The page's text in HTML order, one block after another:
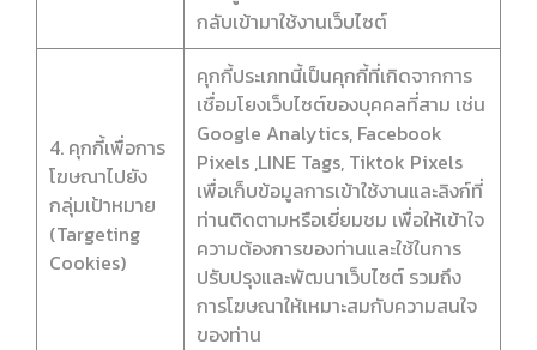
กลับเข้ามาใช้งานเว็บไซต์
4. คุกกี้เพื่อการ
โฆษณาไปยัง
กลุ่มเป้าหมาย
(Targeting
Cookies)
คุกกี้ประเภทนี้เป็นคุกกี้ที่เกิดจากการ
เชื่อมโยงเว็บไซต์ของบุคคลที่สาม เช่น
Google Analytics, Facebook
Pixels ,LINE Tags, Tiktok Pixels
เพื่อเก็บข้อมูลการเข้าใช้งานและลิงก์ที่
ท่านติดตามหรือเยี่ยมชม เพื่อให้เข้าใจ
ความต้องการของท่านและใช้ในการ
ปรับปรุงและพัฒนาเว็บไซต์ รวมถึง
การโฆษณาให้เหมาะสมกับความสนใจ
ของท่าน